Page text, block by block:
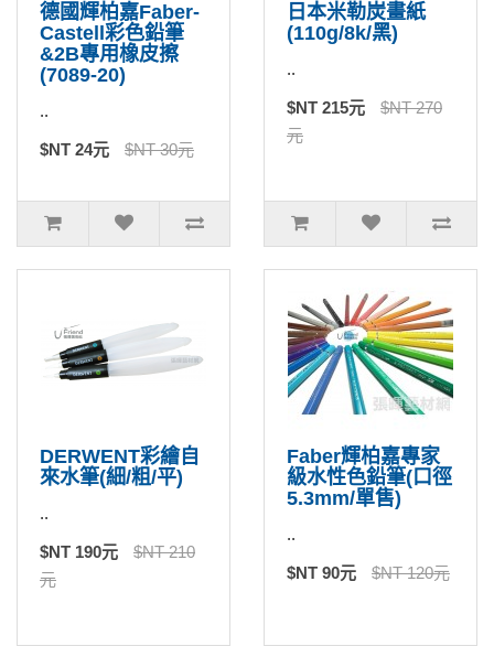
德國輝柏嘉Faber-
Castell彩色鉛筆
&2B專用橡皮擦
(7089-20)
..
$NT 24元 $NT 30元
日本米勒炭畫紙
(110g/8k/黑)
..
$NT 215元
$NT 270
元
DERWENT彩繪自
來水筆(細/粗/平)
..
$NT 190元
$NT 210
元
Faber輝柏嘉專家
級水性色鉛筆(口徑
5.3mm/單售)
..
$NT 90元 $NT 120元